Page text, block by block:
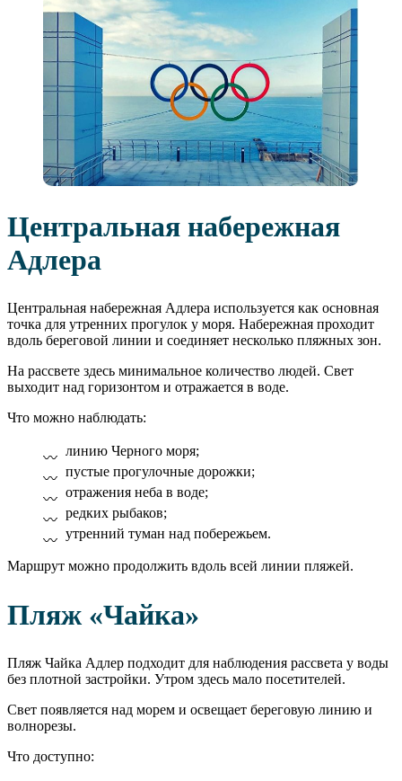
Центральная набережная
Адлера
Центральная набережная Адлера используется как основная
точка для утренних прогулок у моря. Набережная проходит
вдоль береговой линии и соединяет несколько пляжных зон.
На рассвете здесь минимальное количество людей. Свет
выходит над горизонтом и отражается в воде.
Что можно наблюдать:
линию Черного моря;
пустые прогулочные дорожки;
отражения неба в воде;
редких рыбаков;
утренний туман над побережьем.
Маршрут можно продолжить вдоль всей линии пляжей.
Пляж «Чайка»
Пляж Чайка Адлер подходит для наблюдения рассвета у воды
без плотной застройки. Утром здесь мало посетителей.
Свет появляется над морем и освещает береговую линию и
волнорезы.
Что доступно: